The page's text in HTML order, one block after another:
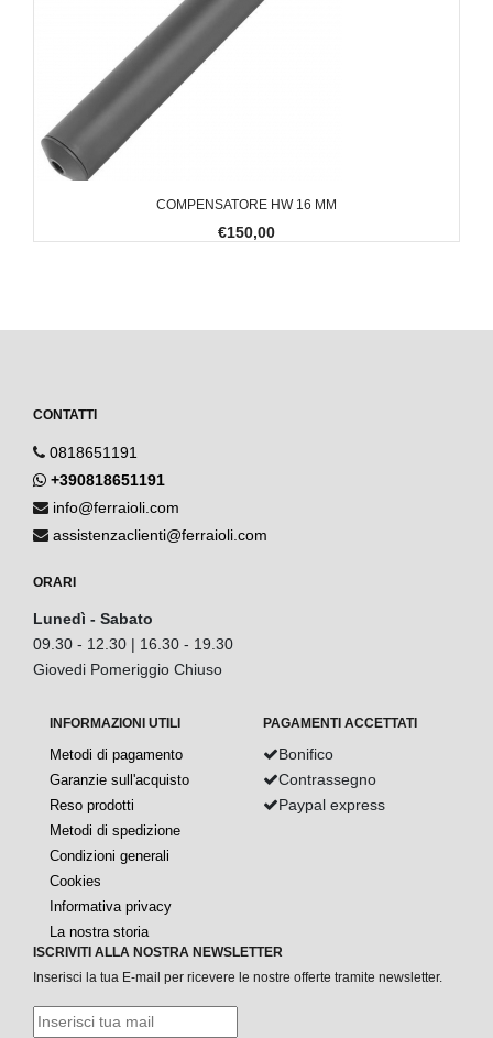
COMPENSATORE HW 16 MM
€150,00
CONTATTI
0818651191
+390818651191
info@ferraioli.com
assistenzaclienti@ferraioli.com
ORARI
Lunedì - Sabato
09.30 - 12.30 | 16.30 - 19.30
Giovedi Pomeriggio Chiuso
INFORMAZIONI UTILI
Metodi di pagamento
Garanzie sull'acquisto
Reso prodotti
Metodi di spedizione
Condizioni generali
Cookies
Informativa privacy
La nostra storia
PAGAMENTI ACCETTATI
Bonifico
Contrassegno
Paypal express
ISCRIVITI ALLA NOSTRA NEWSLETTER
Inserisci la tua E-mail per ricevere le nostre offerte tramite newsletter.